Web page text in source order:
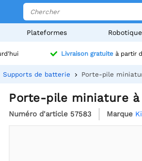
Plateformes Robotique
Livraison gratuiteà partir
Supports de batterie Porte-pile
Porte-pile miniature à
Numéro d'article 57583 Marque